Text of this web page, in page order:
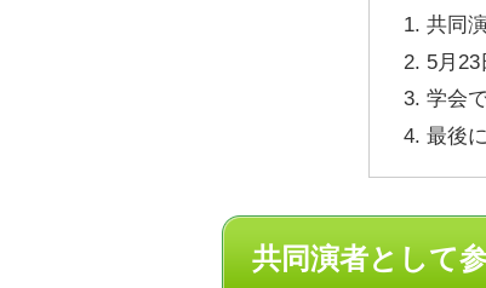
共同
5月
学会
最後に
共同演者として